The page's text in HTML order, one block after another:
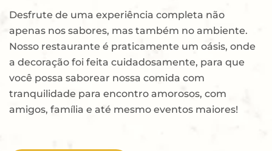
Desfrute de uma experiência completa não
apenas nos sabores, mas também no ambiente.
Nosso restaurante é praticamente um oásis, onde
a decoração foi feita cuidadosamente, para que
você possa saborear nossa comida com
tranquilidade para encontro amorosos, com
amigos, família e até mesmo eventos maiores!